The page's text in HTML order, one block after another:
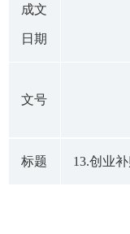
成文
日期
文号
标题 13.创业